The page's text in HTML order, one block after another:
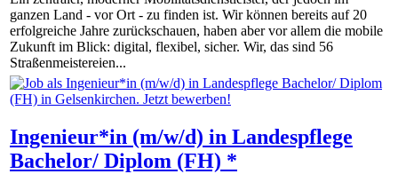
ganzen Land - vor Ort - zu finden ist. Wir können bereits auf 20
erfolgreiche Jahre zurückschauen, haben aber vor allem die mobile
Zukunft im Blick: digital, flexibel, sicher. Wir, das sind 56
Straßenmeistereien...
Ingenieur*in (m/w/d) in Landespflege
Bachelor/ Diplom (FH) *